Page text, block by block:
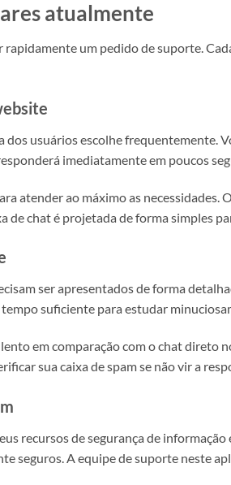
atualmente
um pedido de suporte.
dos usuários escolhe frequentemente.
imediatamente em poucos
atender ao máximo as
chat é projetada de forma simples
ser apresentados de forma
suficiente para estudar
em comparação com o chat direto
sua caixa de spam se não vir a
recursos de segurança de
seguros. A equipe de suporte neste